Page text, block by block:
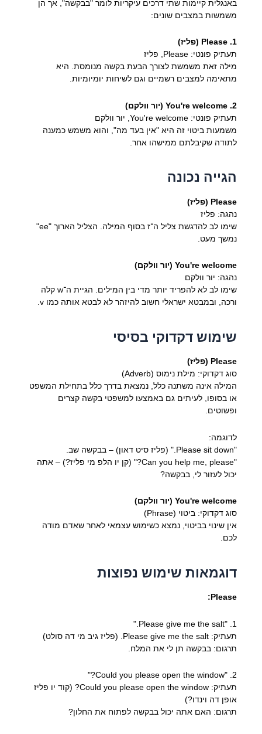
באנגלית קיימות שתי דרכים עיקריות לומר "בבקשה", אך הן
משמשות במצבים שונים:
1. Please (פליז)
תעתיק פונטי: Please, פליז
מילה זאת משמשת לצורך הבעת בקשה מנומסת. היא
מתאימה למצבים רשמיים וגם לשיחות יומיומיות.
2. You're welcome (יור וולקם)
תעתיק פונטי: You're welcome, יור וולקם
משמעות ביטוי זה היא "אין בעד מה", והוא משמש כמענה
לתודה שקיבלתם ממישהו אחר.
הגייה נכונה
Please (פליז)
נהגה: פליז
שימו לב להדגשת צליל ה־ז בסוף המילה. הצליל הארוך "ee"
נמשך מעט.
You're welcome (יור וולקם)
נהגה: יור וולקם
שימו לב לא להפריד יותר מדי בין המילים. הגיית ה־w קלה
ורכה, ובמבטא ישראלי חשוב להיזהר לא לבטא אותה כמו v.
שימוש דקדוקי בסיסי
Please (פליז)
סוג דקדוקי: מילת נימוס (Adverb)
המילה אינה משתנה כלל, נמצאת בדרך כלל בתחילת המשפט
או בסופו, לעיתים גם באמצעו למשפטי בקשה קצרים
ופשוטים.
לדוגמה:
"Please sit down." (פליז סיט דאון) – בבקשה שב.
"Can you help me, please?" (קן יו הלפ מי פליז?) – אתה
יכול לעזור לי, בבקשה?
You're welcome (יור וולקם)
סוג דקדוקי: ביטוי (Phrase)
אין שינוי בביטוי, נמצא כשימוש עצמאי לאחר שאדם מודה
לכם.
דוגמאות שימוש נפוצות
Please:
1. "Please give me the salt."
תעתיק: Please give me the salt. (פליז גיב מי דה סולט)
תרגום: בבקשה תן לי את המלח.
2. "Could you please open the window?"
תעתיק: Could you please open the window? (קוד יו פליז
אופן דה וינדו?)
תרגום: האם אתה יכול בבקשה לפתוח את החלון?